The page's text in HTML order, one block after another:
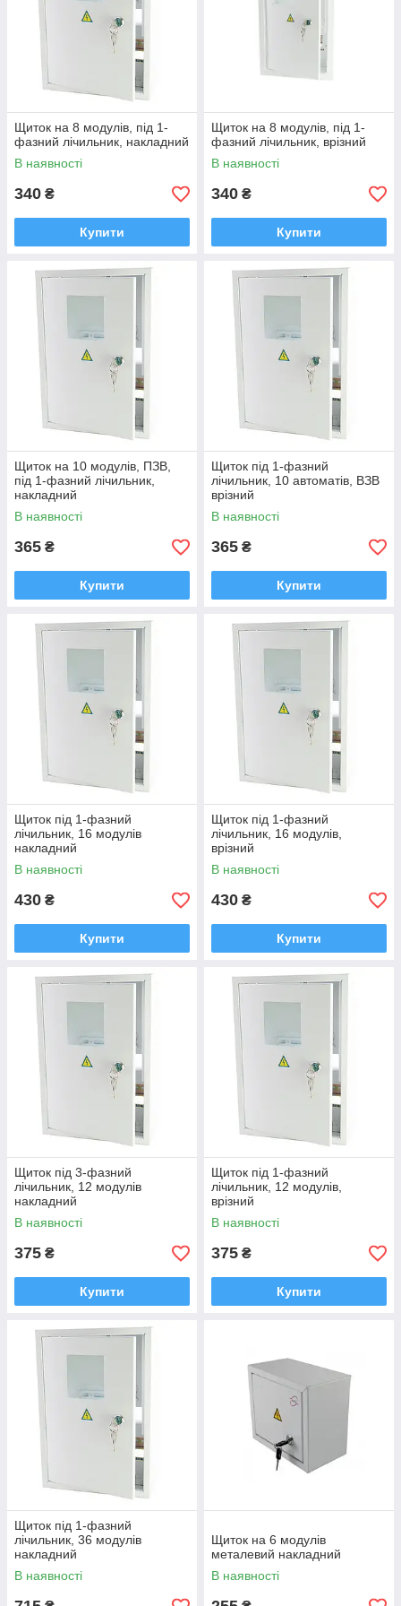
Щиток на 8 модулів, під 1-
фазний лічильник, накладний
В наявності
340 ₴
Купити
Щиток на 8 модулів, під 1-
фазний лічильник, врізний
В наявності
340 ₴
Купити
Щиток на 10 модулів, ПЗВ,
під 1-фазний лічильник,
накладний
В наявності
365 ₴
Купити
Щиток під 1-фазний
лічильник, 10 автоматів, ВЗВ
врізний
В наявності
365 ₴
Купити
Щиток під 1-фазний
лічильник, 16 модулів
накладний
В наявності
430 ₴
Купити
Щиток під 1-фазний
лічильник, 16 модулів,
врізний
В наявності
430 ₴
Купити
Щиток під 3-фазний
лічильник, 12 модулів
накладний
В наявності
375 ₴
Купити
Щиток під 1-фазний
лічильник, 12 модулів,
врізний
В наявності
375 ₴
Купити
Щиток під 1-фазний
лічильник, 36 модулів
накладний
В наявності
Щиток на 6 модулів
металевий накладний
В наявності